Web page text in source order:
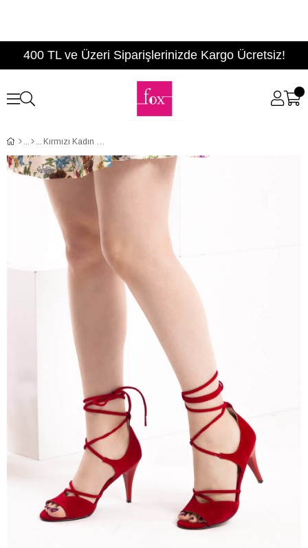
400 TL ve Üzeri Siparişlerinizde Kargo Ücretsiz!
Kırmızı Kadın Topuklu Ayakkabı D922366002